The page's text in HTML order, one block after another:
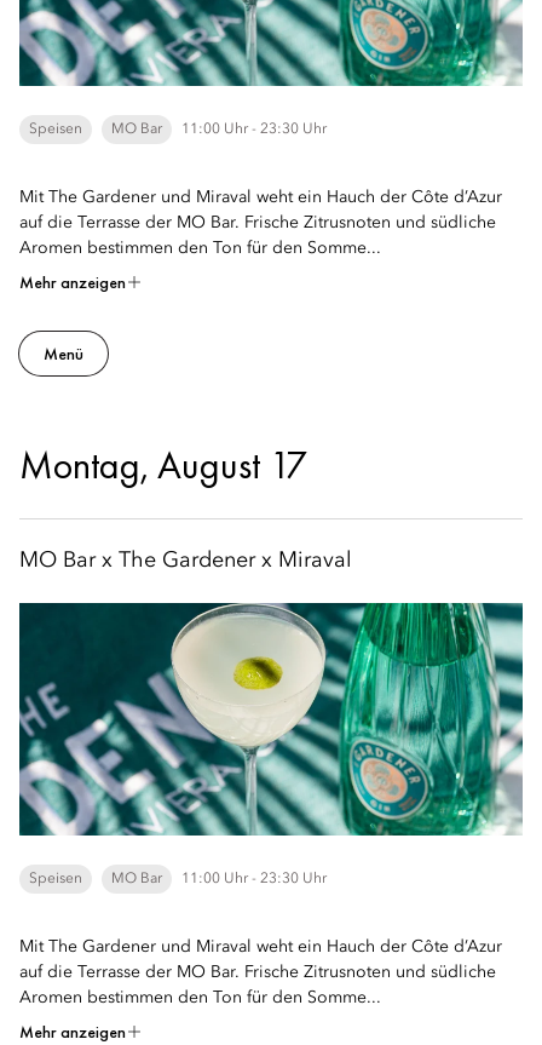
Speisen MO Bar 11:00 Uhr - 23:30 Uhr
Mit The Gardener und Miraval weht ein Hauch der Côte d’Azur
auf die Terrasse der MO Bar. Frische Zitrusnoten und südliche
Aromen bestimmen den Ton für den Somme...
Mehr anzeigen
Menü
Montag, August 17
MO Bar x The Gardener x Miraval
Speisen MO Bar 11:00 Uhr - 23:30 Uhr
Mit The Gardener und Miraval weht ein Hauch der Côte d’Azur
auf die Terrasse der MO Bar. Frische Zitrusnoten und südliche
Aromen bestimmen den Ton für den Somme...
Mehr anzeigen